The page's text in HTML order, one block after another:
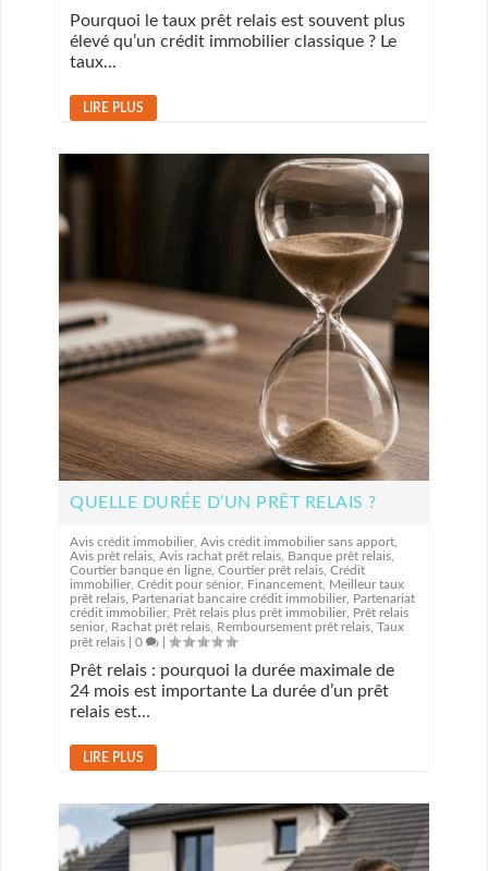
Pourquoi le taux prêt relais est souvent plus
élevé qu’un crédit immobilier classique ? Le
taux...
LIRE PLUS
QUELLE DURÉE D’UN PRÊT RELAIS ?
Avis crédit immobilier ,Avis crédit immobilier sans apport
Avis prêt relais ,Avis rachat prêt relais Banque prêt relais
Courtier banque en ligne ,Courtier prêt relais ,Crédit
immobilier ,Crédit pour sénior Financement Meilleur taux
prêt relais Partenariat bancaire crédit immobilier Partenariat
crédit immobilier Prêt relais plus prêt immobilier Prêt relais
senior Rachat prêt relais Remboursement prêt relais ,Taux
prêt relais |0 |
Prêt relais : pourquoi la durée maximale de
24 mois est importante La durée d’un prêt
relais est...
LIRE PLUS